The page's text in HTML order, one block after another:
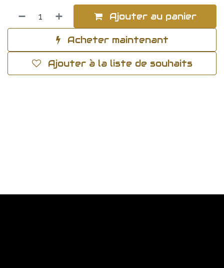
Ajouter au panier
Acheter maintenant
Ajouter à la liste de souhaits